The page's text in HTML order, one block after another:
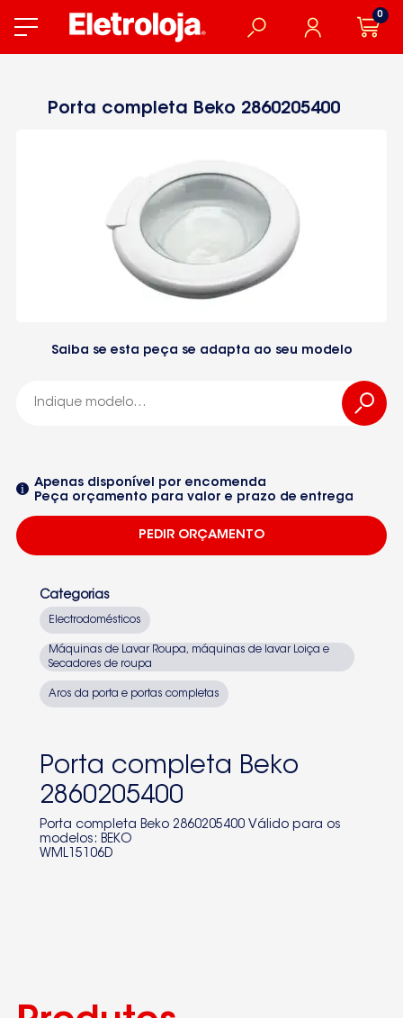
0
Porta completa Beko 2860205400
Saiba se esta peça se adapta ao seu modelo
-2860205400
Seleccione um dos equipamentos da lista
Apenas disponível por encomenda
Peça orçamento para valor e prazo de entrega
PEDIR ORÇAMENTO
Categorias
Electrodomésticos
Máquinas de Lavar Roupa, máquinas de lavar Loiça e
Secadores de roupa
Aros da porta e portas completas
Porta completa Beko
2860205400
Porta completa Beko 2860205400 Válido para os
modelos: BEKO
WML15106D